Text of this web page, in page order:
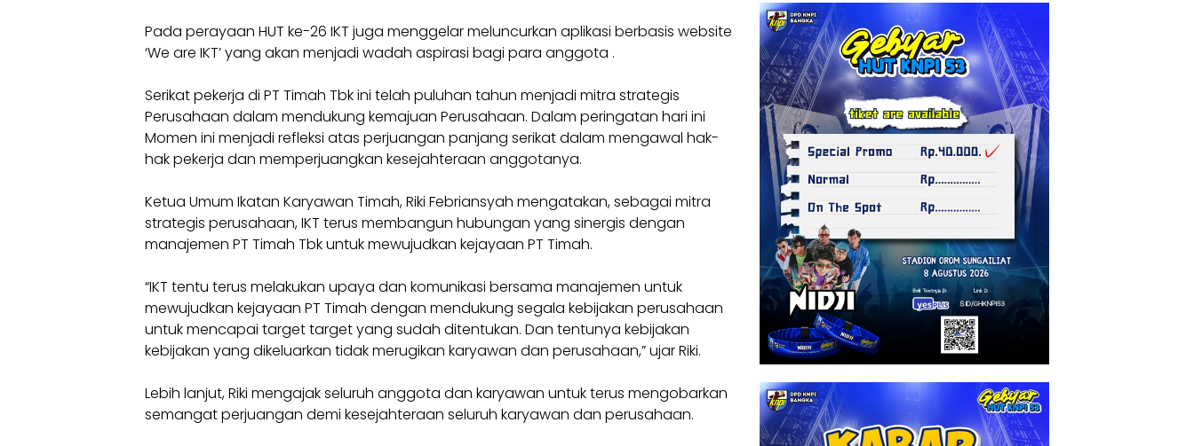
Pada perayaan HUT ke-26 IKT juga menggelar meluncurkan aplikasi berbasis website
‘We are IKT’ yang akan menjadi wadah aspirasi bagi para anggota .
Serikat pekerja di PT Timah Tbk ini telah puluhan tahun menjadi mitra strategis
Perusahaan dalam mendukung kemajuan Perusahaan. Dalam peringatan hari ini
Momen ini menjadi refleksi atas perjuangan panjang serikat dalam mengawal hak-
hak pekerja dan memperjuangkan kesejahteraan anggotanya.
Ketua Umum Ikatan Karyawan Timah, Riki Febriansyah mengatakan, sebagai mitra
strategis perusahaan, IKT terus membangun hubungan yang sinergis dengan
manajemen PT Timah Tbk untuk mewujudkan kejayaan PT Timah.
“IKT tentu terus melakukan upaya dan komunikasi bersama manajemen untuk
mewujudkan kejayaan PT Timah dengan mendukung segala kebijakan perusahaan
untuk mencapai target target yang sudah ditentukan. Dan tentunya kebijakan
kebijakan yang dikeluarkan tidak merugikan karyawan dan perusahaan,” ujar Riki.
Lebih lanjut, Riki mengajak seluruh anggota dan karyawan untuk terus mengobarkan
semangat perjuangan demi kesejahteraan seluruh karyawan dan perusahaan.